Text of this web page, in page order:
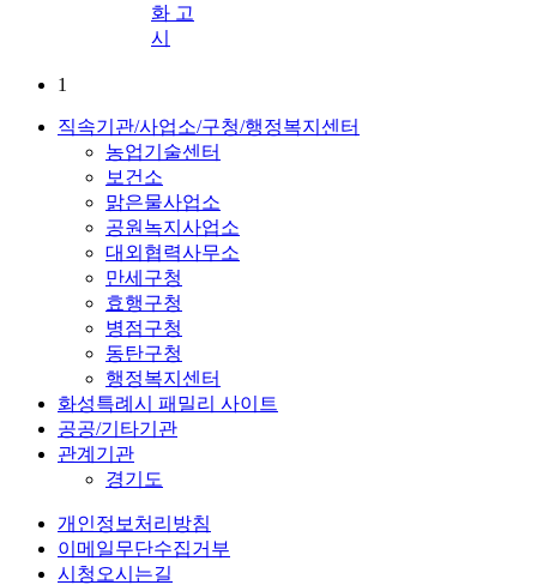
화 고
시
1
직속기관/사업소/구청/행정복지센터
농업기술센터
보건소
맑은물사업소
공원녹지사업소
대외협력사무소
만세구청
효행구청
병점구청
동탄구청
행정복지센터
화성특례시 패밀리 사이트
공공/기타기관
관계기관
경기도
개인정보처리방침
이메일무단수집거부
시청오시는길